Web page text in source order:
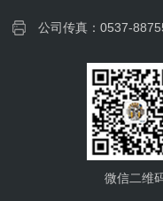
公司传真：0537-
微信二维